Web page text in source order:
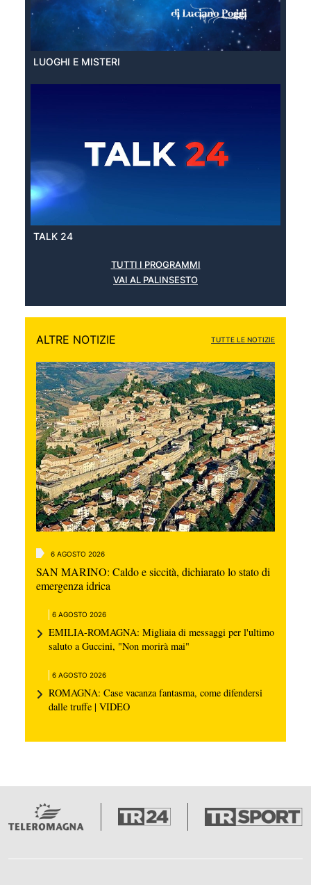
LUOGHI E MISTERI
TALK 24
TUTTI I PROGRAMMI
VAI AL PALINSESTO
ALTRE NOTIZIE TUTTE LE NOTIZIE
6 AGOSTO 2026
SAN MARINO: Caldo e siccità, dichiarato lo stato di
emergenza idrica
6 AGOSTO 2026
EMILIA-ROMAGNA: Migliaia di messaggi per l'ultimo
saluto a Guccini, "Non morirà mai"
6 AGOSTO 2026
ROMAGNA: Case vacanza fantasma, come difendersi
dalle truffe | VIDEO